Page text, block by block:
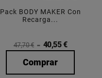
Pack BODY MAKER Con
Recarga...
47,70 € 40,55 €
Comprar